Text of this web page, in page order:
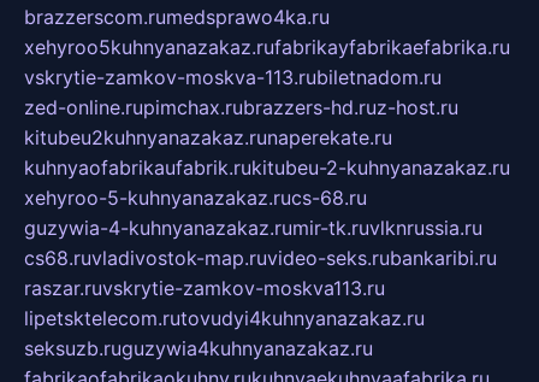
brazzerscom.rumedsprawo4ka.ru
xehyroo5kuhnyanazakaz.rufabrikayfabrikaefabrika.ru
vskrytie-zamkov-moskva-113.rubiletnadom.ru
zed-online.rupimchax.rubrazzers-hd.ruz-host.ru
kitubeu2kuhnyanazakaz.runaperekate.ru
kuhnyaofabrikaufabrik.rukitubeu-2-kuhnyanazakaz.ru
xehyroo-5-kuhnyanazakaz.rucs-68.ru
guzywia-4-kuhnyanazakaz.rumir-tk.ruvlknrussia.ru
cs68.ruvladivostok-map.ruvideo-seks.rubankaribi.ru
raszar.ruvskrytie-zamkov-moskva113.ru
lipetsktelecom.rutovudyi4kuhnyanazakaz.ru
seksuzb.ruguzywia4kuhnyanazakaz.ru